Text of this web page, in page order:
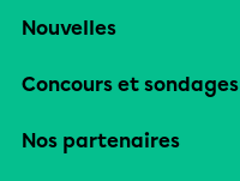
Nouvelles
Concours et sondages
Nos partenaires